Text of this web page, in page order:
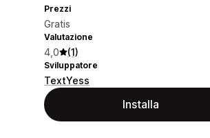
Prezzi
Gratis
Valutazione
4,0 (1)
Sviluppatore
TextYess
Installa